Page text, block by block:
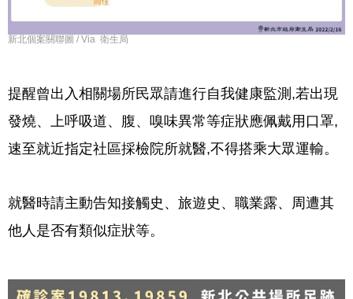
新北個案關聯圖 / Via 衛生局
提醒曾出入相關場所民眾請進行自我健康監測,若出現
發燒、上呼吸道、腹、嗅味異常等症狀應佩戴用口罩,
速至就近指定社區採檢院所就醫,不得搭乘大眾運輸。
就醫時請主動告知接觸史、旅遊史、職業露、周遭其
他人是否有類似症狀等。